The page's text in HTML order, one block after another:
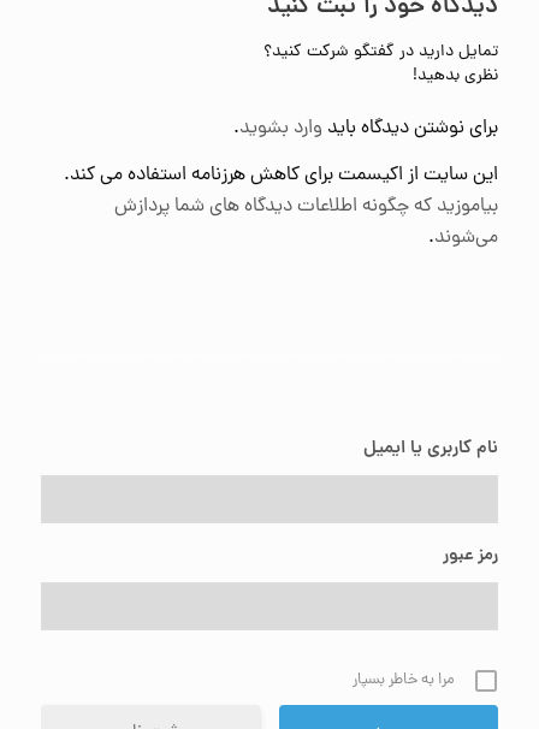
دیدگاه خود را ثبت کنید
تمایل دارید در گفتگو شرکت کنید؟
نظری بدهید!
برای نوشتن دیدگاه باید وارد بشوید.
این سایت از اکیسمت برای کاهش هرزنامه استفاده می کند.
بیاموزید که چگونه اطلاعات دیدگاه های شما پردازش
می‌شوند.
نام کاربری یا ایمیل
رمز عبور
مرا به خاطر بسپار